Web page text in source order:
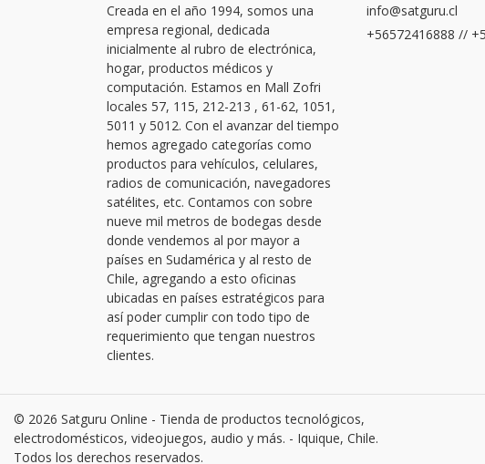
Creada en el año 1994, somos una
empresa regional, dedicada
inicialmente al rubro de electrónica,
hogar, productos médicos y
computación. Estamos en Mall Zofri
locales 57, 115, 212-213 , 61-62, 1051,
5011 y 5012. Con el avanzar del tiempo
hemos agregado categorías como
productos para vehículos, celulares,
radios de comunicación, navegadores
satélites, etc. Contamos con sobre
nueve mil metros de bodegas desde
donde vendemos al por mayor a
países en Sudamérica y al resto de
Chile, agregando a esto oficinas
ubicadas en países estratégicos para
así poder cumplir con todo tipo de
requerimiento que tengan nuestros
clientes.
info@satguru.cl
+56572416888 //
© 2026 Satguru Online - Tienda de productos tecnológicos,
electrodomésticos, videojuegos, audio y más. - Iquique, Chile.
Todos los derechos reservados.